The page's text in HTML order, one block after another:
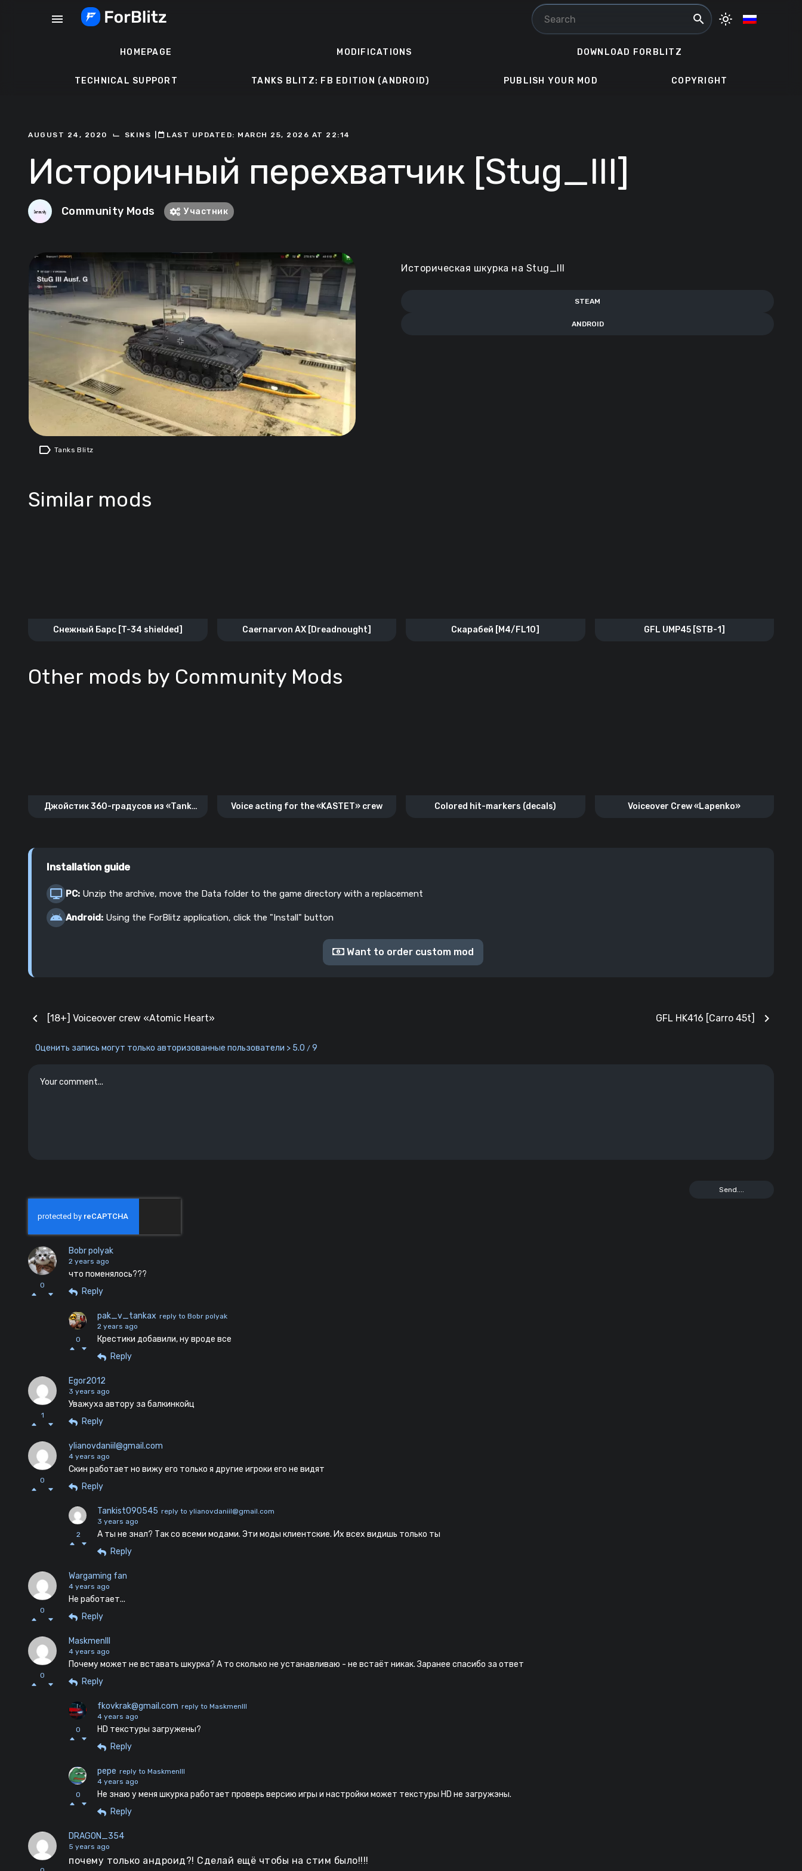
menu search light_mode
HOMEPAGE MODIFICATIONS DOWNLOAD FORBLITZ
TECHNICAL SUPPORT TANKS BLITZ: FB EDITION (ANDROID) PUBLISH YOUR MOD COPYRIGHT
AUGUST 24, 2020 ⌙ SKINS ㅤLAST UPDATED: MARCH 25, 2026 AT 22:14
Историчный перехватчик [Stug_III]
Community Mods Участник
Историческая шкурка на Stug_III
STEAM
ANDROID
label Tanks Blitz
Similar mods
Снежный Барс [T-34 shielded] Caernarvon AX [Dreadnought] Скарабей [M4/FL10] GFL UMP45 [STB-1]
Other mods by Community Mods
Джойстик 360-градусов из «Tank
Voice acting for the «KASTET» crew Colored hit-markers (decals) Voiceover Crew «Lapenko»
Installation guide
PC: Unzip the archive, move the Data folder to the game directory with a replacement
Android: Using the ForBlitz application, click the "Install" button
Want to order custom mod
chevron_left [18+] Voiceover crew «Atomic Heart» GFL HK416 [Carro 45t] chevron_right
Оценить запись могут только авторизованные пользователи > 5.0 / 9
0
Bobr polyak
2 years ago
что поменялось???
Reply
0
pak_v_tankax reply to Bobr polyak
2 years ago
Крестики добавили, ну вроде все
Reply
1
Egor2012
3 years ago
Уважуха автору за балкинкойц
Reply
0
ylianovdaniil@gmail.com
4 years ago
Скин работает но вижу его только я другие игроки его не видят
Reply
2
Tankist090545 reply to ylianovdaniil@gmail.com
3 years ago
А ты не знал? Так со всеми модами. Эти моды клиентские. Их всех видишь только ты
Reply
0
Wargaming fan
4 years ago
He paботает...
Reply
0
MaskmenIII
4 years ago
Почему может не вставать шкурка? А то сколько не устанавливаю - не встаёт никак. Заранее спасибо за ответ
Reply
0
fkovkrak@gmail.com reply to MaskmenIII
4 years ago
HD текстуры загружены?
Reply
0
pepe reply to MaskmenIII
4 years ago
Не знаю у меня шкурка работает проверь версию игры и настройки может текстуры HD не загружэны.
Reply
DRAGON_354
5 years ago
почему только андроид?! Сделай ещё чтобы на стим было!!!!